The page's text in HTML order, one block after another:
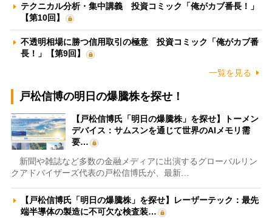
テクニカル分析・集中講義 投資コミック「俺がカブ番長！」
【第10回】
不透明相場に勝つ信用取引の極意 投資コミック「俺がカブ番
長！」【第9回】
一覧を見る
戸松信博の明日の爆騰株を探せ！
【戸松信博氏「明日の爆騰株」を探せ】トーメン
デバイス：サムスンを通じて世界のAIメモリ需
要…
新聞や雑誌など多数の金融メディアに出演するグローバルリン
クアドバイザーズ代表の戸松信博氏が、最新…
【戸松信博氏「明日の爆騰株」を探せ】レーザーテック：最先
端半導体の製造に不可欠な検査装…